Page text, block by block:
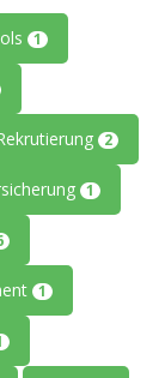
1
2
1
1